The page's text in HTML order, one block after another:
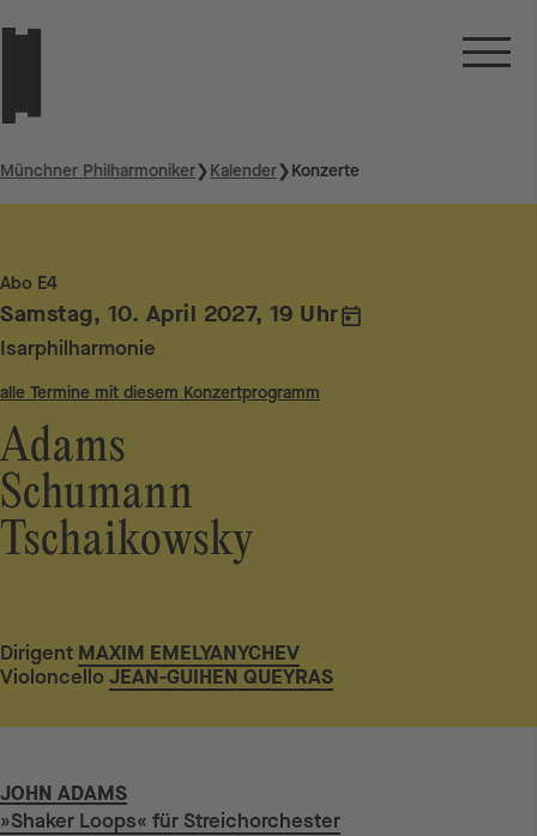
Münchner Philharmoniker❯Kalender❯Konzerte
Abo E4
Adams
Schumann
Tschaikowsky
Samstag, 10. April 2027, 19 Uhr
Isarphilharmonie
alle Termine mit diesem Konzertprogramm
Dirigent MAXIM EMELYANYCHEV
VioloncelloJEAN-GUIHEN QUEYRAS
JOHN ADAMS
»Shaker Loops« für Streichorchester